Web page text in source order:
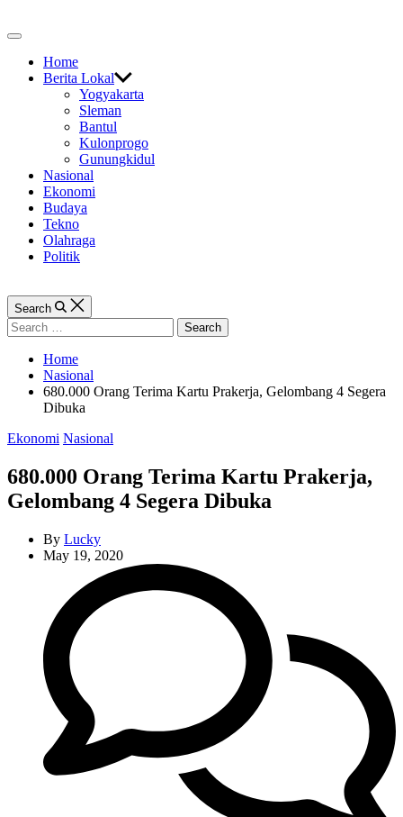
to
Off
CanvasHome
Berita Lokal
Yogyakarta
Sleman
Bantul
Kulonprogo
Gunungkidul
Nasional
Ekonomi
Budaya
Tekno
Olahraga
Politik
Search
Search
for:
Home
Nasional
680.000 Orang Terima Kartu Prakerja, Gelombang 4 Segera
Dibuka
Categories
Ekonomi Nasional
680.000 Orang Terima Kartu Prakerja,
Gelombang 4 Segera Dibuka
By Lucky
May 19, 2020